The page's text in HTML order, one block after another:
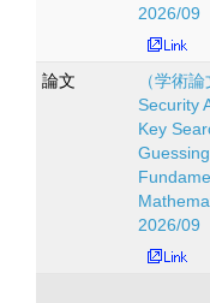
2026/09
論文
（学術論
Security
Key
2026/09